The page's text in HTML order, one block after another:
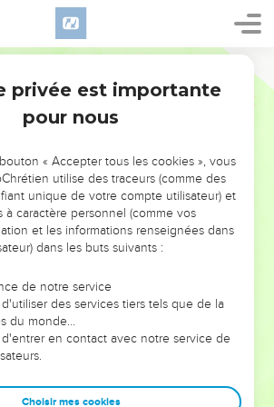
PAS L’ÉVÉNEMENT
DE L’ANNÉE !
POUVAIENT VOUS ÉVITER LES
VOTRES ?
Mais on voit moins les doutes, les erreurs
qu'ils ont traversés, alors même que ce
elles qui les ont façonnés.
leaders, entrepreneurs, et responsables
plus de sagesse afin que leurs erreurs
privée est importante
pour nous
« Accepter tous les cookies », vous
utilise des traceurs (comme des
unique de votre compte utilisateur) et
à caractère personnel (comme vos
et les informations renseignées dans
dans les buts suivants :
de notre service
des services tiers tels que de la
du monde…
en contact avec notre service de
Choisir mes cookies